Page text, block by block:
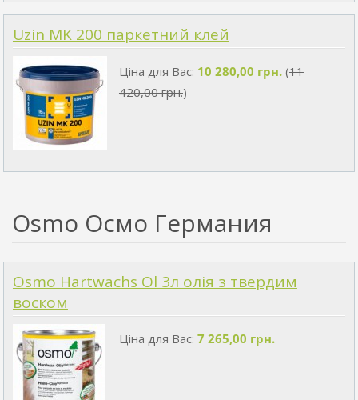
Uzin MK 200 паркетний клей
Ціна для Вас: 10 280,00 грн.(11
420,00 грн.)
Osmo Осмо Германия
Osmo Hartwachs Ol 3л олія з твердим
воском
Ціна для Вас: 7 265,00 грн.